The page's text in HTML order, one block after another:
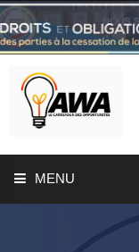
MENU